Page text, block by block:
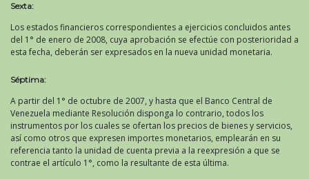
Sexta:
Los estados financieros correspondientes a ejercicios concluidos antes
del 1° de enero de 2008, cuya aprobación se efectúe con posterioridad a
esta fecha, deberán ser expresados en la nueva unidad monetaria.
Séptima:
A partir del 1° de octubre de 2007, y hasta que el Banco Central de
Venezuela mediante Resolución disponga lo contrario, todos los
instrumentos por los cuales se ofertan los precios de bienes y servicios,
así como otros que expresen importes monetarios, emplearán en su
referencia tanto la unidad de cuenta previa a la reexpresión a que se
contrae el artículo 1°, como la resultante de esta última.